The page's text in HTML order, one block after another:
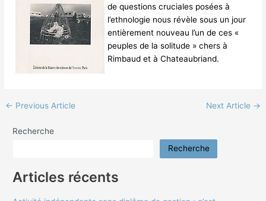
de questions cruciales posées à
l’ethnologie nous révèle sous un jour
entièrement nouveau l’un de ces «
peuples de la solitude » chers à
Rimbaud et à Chateaubriand.
← Previous Article Next Article →
Recherche
Recherche
Articles récents